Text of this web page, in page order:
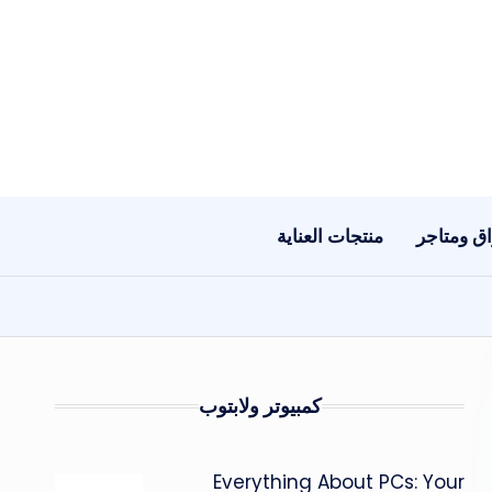
ومتاجر منتجات العناية
كمبيوتر ولابتوب
Everything About PCs: Your